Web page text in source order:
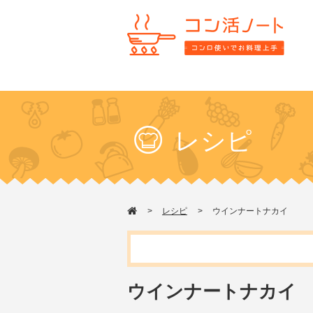
レシピ
レシピ ウインナートナカイ
ウインナートナカイ